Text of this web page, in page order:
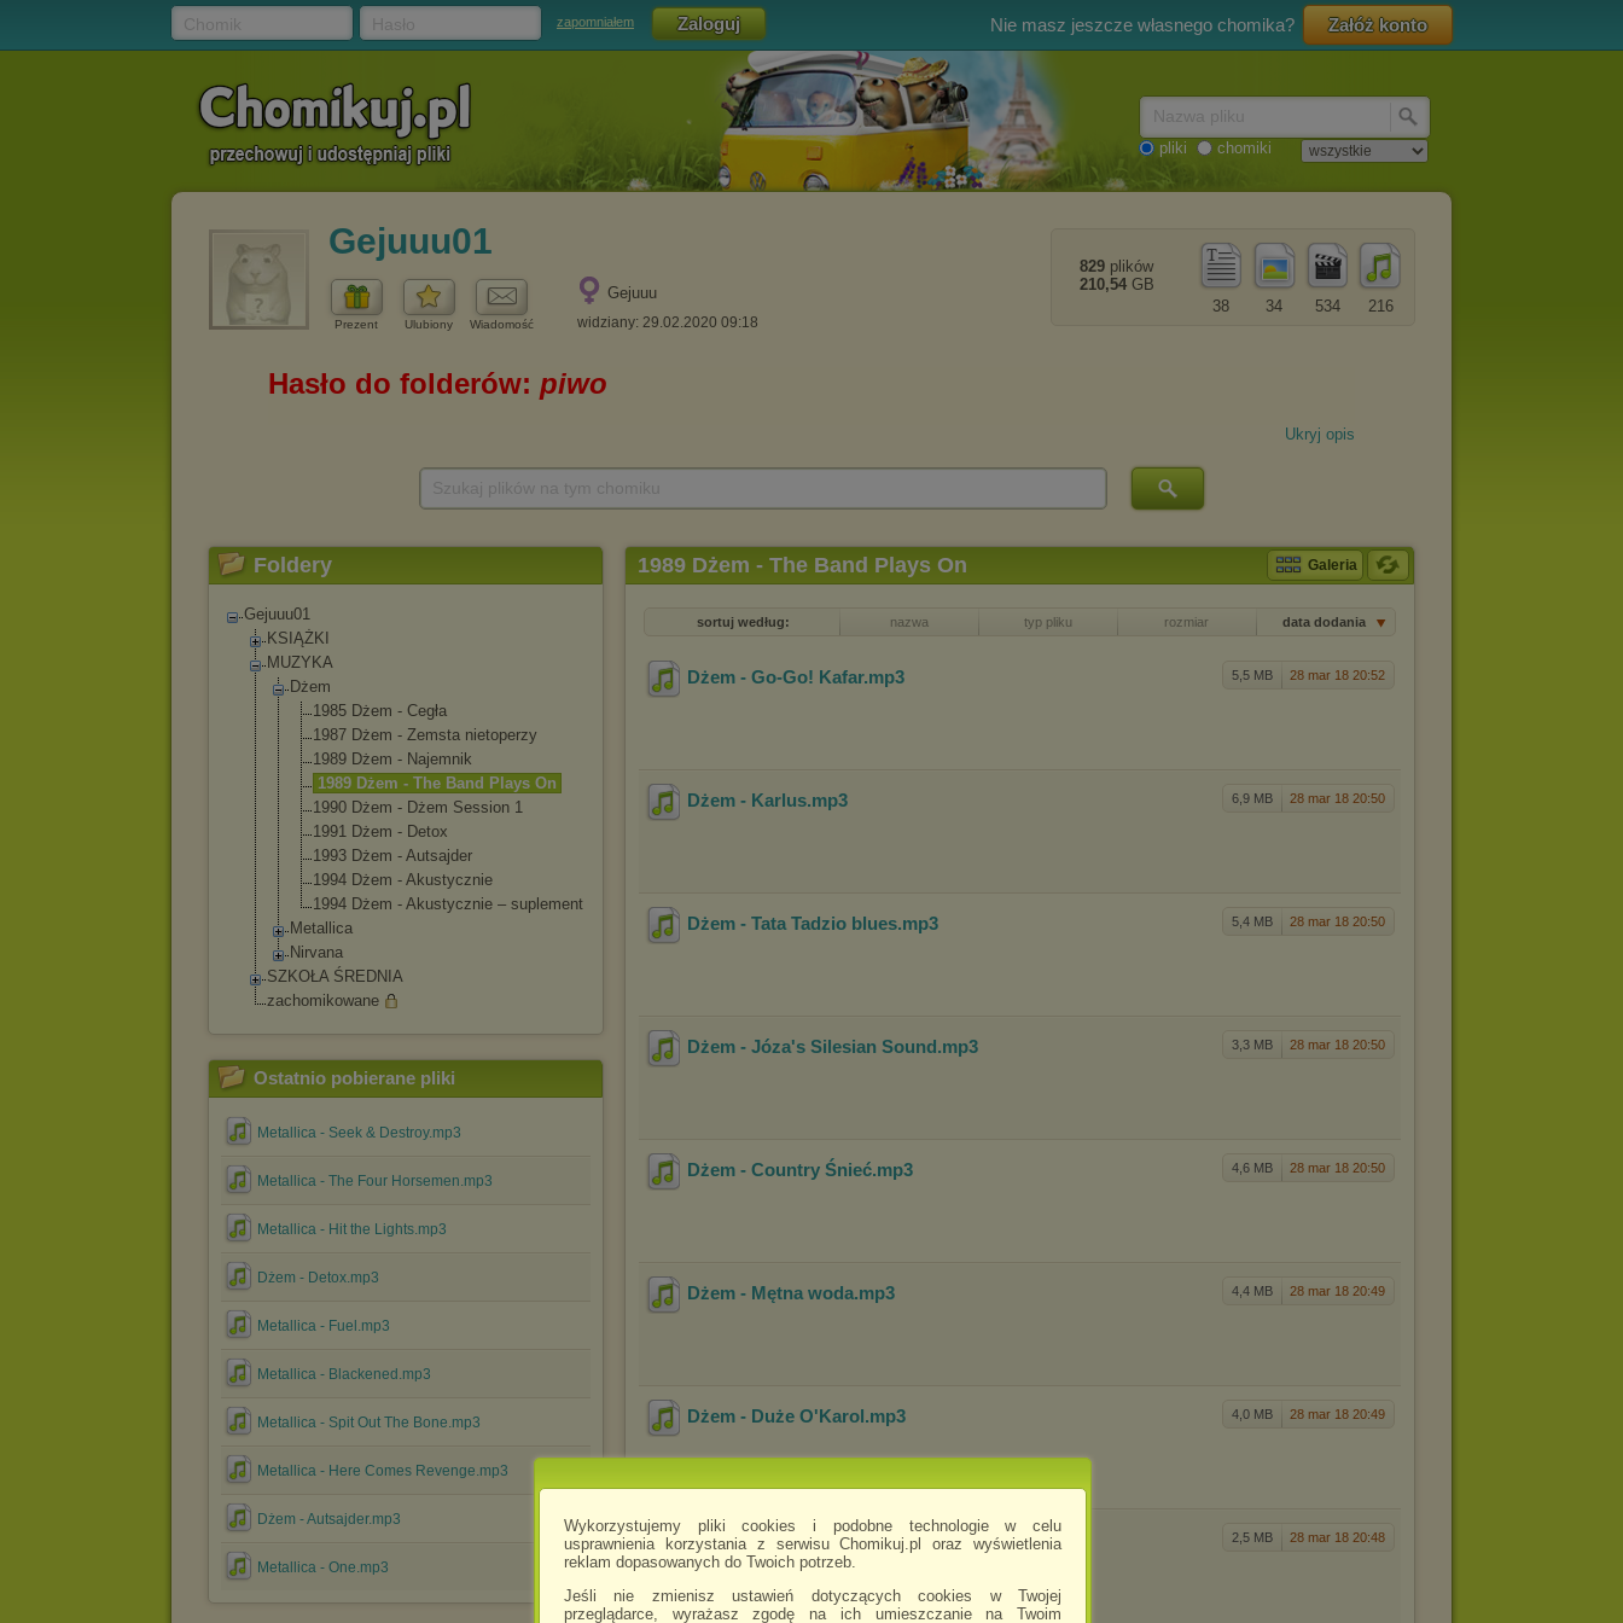
Wykorzystujemy pliki cookies i podobne technologie w celu
usprawnienia korzystania z serwisu Chomikuj.pl oraz wyświetlenia
reklam dopasowanych do Twoich potrzeb.
Jeśli nie zmienisz ustawień dotyczących cookies w Twojej
przeglądarce, wyrażasz zgodę na ich umieszczanie na Twoim
zapomniałem Nie masz jeszcze własnego chomika? Załóż konto
pliki chomiki
Gejuuu01
Prezent Ulubiony Wiadomość
Gejuuu
widziany: 29.02.2020 09:18
216
534
34
38
829 plików
210,54 GB
Ukryj opis
Foldery
Gejuuu01
KSIĄŻKI
MUZYKA
Dżem
1985 Dżem - Cegła
1987 Dżem - Zemsta nietoperzy
1989 Dżem - Najemnik
1989 Dżem - The Band Plays On
1990 Dżem - Dżem Session 1
1991 Dżem - Detox
1993 Dżem - Autsajder
1994 Dżem - Akustycznie
1994 Dżem - Akustycznie – suplement
Metallica
Nirvana
SZKOŁA ŚREDNIA
zachomikowane
Ostatnio pobierane pliki
Metallica - Seek & Destroy.mp3
Metallica - The Four Horsemen.mp3
Metallica - Hit the Lights.mp3
Dżem - Detox.mp3
Metallica - Fuel.mp3
Metallica - Blackened.mp3
Metallica - Spit Out The Bone.mp3
Metallica - Here Comes Revenge.mp3
Dżem - Autsajder.mp3
Metallica - One.mp3
1989 Dżem - The Band Plays On Galeria
sortuj według: nazwa typ pliku rozmiar data dodania
5,5 MB 28 mar 18 20:52
Dżem - Go-Go! Kafar.mp3
6,9 MB 28 mar 18 20:50
Dżem - Karlus.mp3
5,4 MB 28 mar 18 20:50
Dżem - Tata Tadzio blues.mp3
3,3 MB 28 mar 18 20:50
Dżem - Józa's Silesian Sound .mp3
4,6 MB 28 mar 18 20:50
Dżem - Country Śnieć.mp3
4,4 MB 28 mar 18 20:49
Dżem - Mętna woda.mp3
4,0 MB 28 mar 18 20:49
Dżem - Duże O'Karol .mp3
2,5 MB 28 mar 18 20:48
Dżem - Zielony Piotruś.mp3